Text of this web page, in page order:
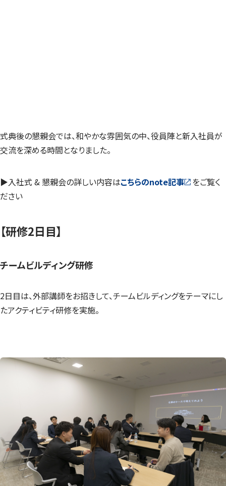
式典後の懇親会では、和やかな雰囲気の中、役員陣と新入社員が
交流を深める時間となりました。
▶︎入社式 & 懇親会の詳しい内容はこちらのnote記事
をご覧く
ださい
【研修2日目】
チームビルディング研修
2日目は、外部講師をお招きして、チームビルディングをテーマにし
たアクティビティ研修を実施。